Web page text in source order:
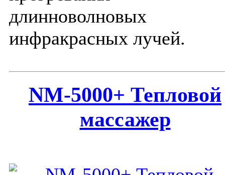
длинноволновых
инфракрасных лучей.
NM-5000+ Тепловой
массажер